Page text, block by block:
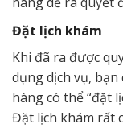
Đặt lịch khám
Khi đã ra được
dụng dịch vụ,
hàng có thể “đặt
Đặt lịch khám rất